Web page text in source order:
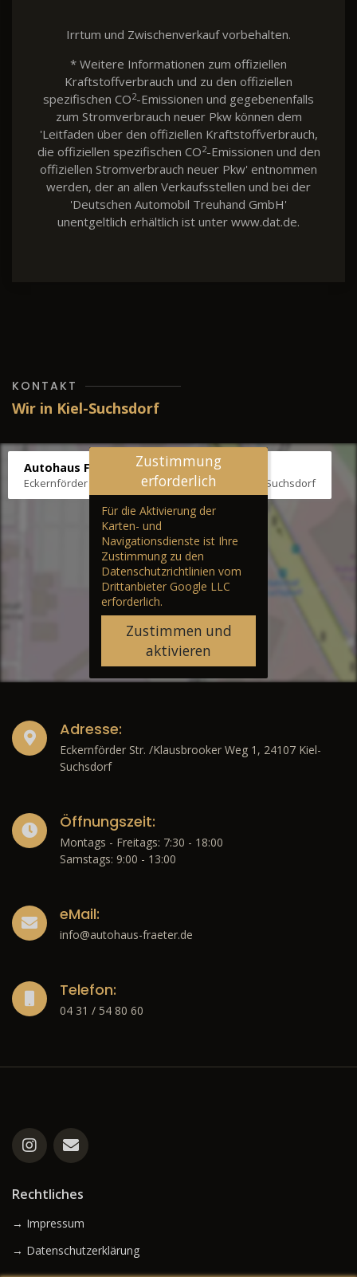
Irrtum und Zwischenverkauf vorbehalten.
* Weitere Informationen zum offiziellen
Kraftstoffverbrauch und zu den offiziellen
spezifischen CO2-Emissionen und gegebenenfalls
zum Stromverbrauch neuer Pkw können dem
'Leitfaden über den offiziellen Kraftstoffverbrauch,
die offiziellen spezifischen CO2-Emissionen und den
offiziellen Stromverbrauch neuer Pkw' entnommen
werden, der an allen Verkaufsstellen und bei der
'Deutschen Automobil Treuhand GmbH'
unentgeltlich erhältlich ist unter www.dat.de.
KONTAKT
Wir in Kiel-Suchsdorf
Autohaus Fräter
Eckernförder Str. /Klausbrooker Weg 1, 24107 Kiel-Suchsdorf
Zustimmung
erforderlich
Für die Aktivierung der
Karten- und
Navigationsdienste ist Ihre
Zustimmung zu den
Datenschutzrichtlinien vom
Drittanbieter Google LLC
erforderlich.
Zustimmen und
aktivieren
Adresse:
Eckernförder Str. /Klausbrooker Weg 1, 24107 Kiel-
Suchsdorf
Öffnungszeit:
Montags - Freitags: 7:30 - 18:00
Samstags: 9:00 - 13:00
eMail:
info@autohaus-fraeter.de
Telefon:
04 31 / 54 80 60
Rechtliches
→ Impressum
→ Datenschutzerklärung